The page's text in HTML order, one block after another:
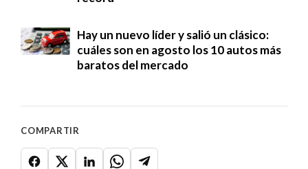
Hay un nuevo líder y salió un clásico:
cuáles son en agosto los 10 autos más
baratos del mercado
COMPARTIR